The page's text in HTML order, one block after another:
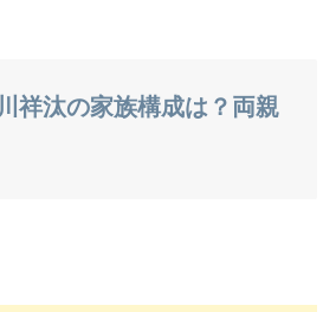
祥汰の家族構成は？両親